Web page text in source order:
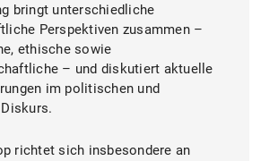
bringt unterschiedliche
Perspektiven zusammen –
ethische sowie
– und diskutiert aktuelle
im politischen und
richtet sich insbesondere an